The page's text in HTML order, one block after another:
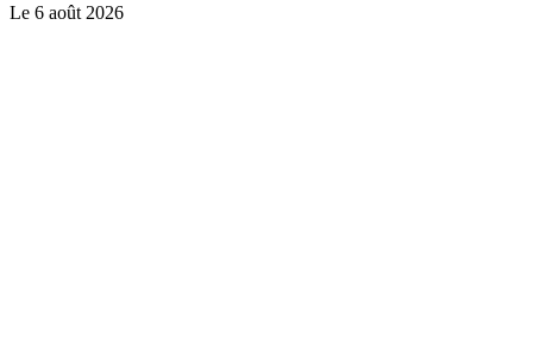
Le 6 août 2026